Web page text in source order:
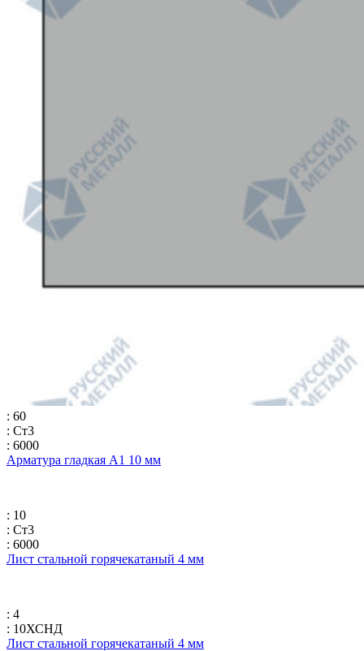
: 60
: Ст3
: 6000
Арматура гладкая А1 10 мм
: 10
: Ст3
: 6000
Лист стальной горячекатаный 4 мм
: 4
: 10ХСНД
Лист стальной горячекатаный 4 мм